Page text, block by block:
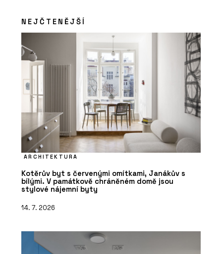
NEJČTENĚJŠÍ
ARCHITEKTURA
Kotěrův byt s červenými omítkami, Janákův s
bílými. V památkově chráněném domě jsou
stylové nájemní byty
14. 7. 2026